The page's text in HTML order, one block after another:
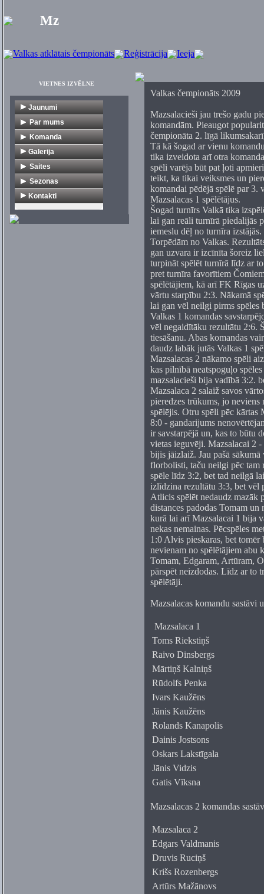
Mz
Valkas atklātais čempionāts Reģistrācija Ieeja
VIETNES IZVĒLNE
Jaunumi
Par mums
Vēsture
Dokumenti
Citi turnīri
Komanda
V1
Veterāni
Galerija
Saites
Florbola organizācijas
Mediji
Klubi
Komercija
Sezonas
1. līga
2. līga
Veterāni
Kontakti
Valkas čempionāts 2009
Mazsalacieši jau trešo gadu
komandām. Pieaugot
čempionāta 2. līgā
Tā kā šogad ar vienu
tika izveidota arī otra
spēli varēja būt pat ļoti
teikt, ka tikai veiksmes un
komandai pēdējā spēlē par 3.
Mazsalacas 1 spēlētājus.
Šogad turnīrs Valkā tika
lai gan reāli turnīrā piedalijās
iemeslu dēļ no turnīra
Torpēdām no Valkas.
gan uzvara ir izcīnīta šoreiz
turpināt spēlēt turnīrā līdz ar
pret turnīra favorītiem
spēlētājiem, kā arī FK Rīgas
vārtu starpību 2:3. Nākamā
lai gan vēl neilgi pirms spēles
Valkas 1 komandas
vēl negaidītāku rezultātu 2:6.
tiesāšanu. Abas komandas
daudz labāk jutās Valkas 1
Mazsalacas 2 nākamo spēli
kas pilnībā neatspoguļo
mazsalacieši bija vadībā 3:2.
Mazsalaca 2 salaiž savos
pieredzes trūkums, jo
spēlējis. Otru spēli pēc kārtas
8:0 - gandarijums
ir savstarpējā un, kas to būtu
vietas ieguvēji. Mazsalacai 2 -
bijis jāizlaiž. Jau pašā
florbolisti, taču neilgi pēc tam
spēle līdz 3:2, bet tad neilgā
izlīdzina rezultātu 3:3, bet vēl
Atlicis spēlēt nedaudz mazāk
distances padodas Tomam
kurā lai arī Mazsalacai 1 bija
nekas nemainas. Pēcspēles
1:0 Alvis pieskaras, bet
nevienam no spēlētājiem abu
Tomam, Edgaram, Artūram,
pārspēt neizdodas. Līdz ar to
spēlētāji.
Mazsalacas komandu sastāvi
Mazsalaca 1
Toms Riekstiņš
Raivo Dinsbergs
Mārtiņš Kalniņš
Rūdolfs Penka
Ivars Kaužēns
Jānis Kaužēns
Rolands Kanapolis
Dainis Jostsons
Oskars Lakstīgala
Jānis Vidzis
Gatis Vīksna
Mazsalacas 2 komandas
Mazsalaca 2
Edgars Valdmanis
Druvis Ruciņš
Krišs Rozenbergs
Artūrs Mažānovs